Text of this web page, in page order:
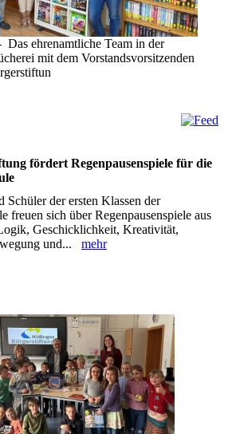
ehrenamtliche Team in der
mit dem Vorstandsvorsitzenden
fördert Regenpausenspiele für die
Schüler der ersten Klassen der
freuen sich über Regenpausenspiele aus
Geschicklichkeit, Kreativität,
und... mehr